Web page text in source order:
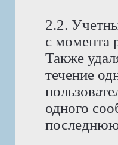
2.2.
с момента
Также
течение
одного